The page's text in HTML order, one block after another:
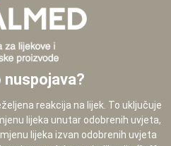
reakcija na lijek. To uključuje
lijeka unutar odobrenih uvjeta,
lijeka izvan odobrenih uvjeta